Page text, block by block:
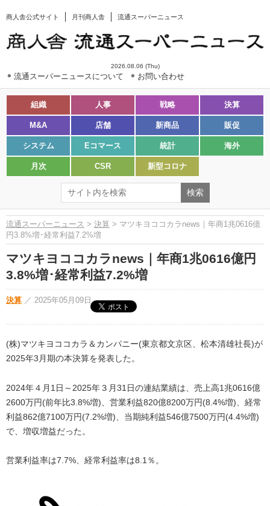
商人舎公式サイト 月刊商人舎 流通スーパーニュース
2026.08.06 (Thu)
流通スーパーニュースについて お問い合わせ
組織 人事 戦略 決算
M&A 店舗 新商品 販促
システム Eコマース 統計 海外
月次 CSR 新型コロナ
流通スーパーニュース > 決算 > マツキヨココカラnews｜年商1兆0616億
円3.8%増･経常利益7.2%増
マツキヨココカラnews｜年商1兆0616億円
3.8%増･経常利益7.2%増
決算 ／ 2025年05月09日
(株)マツキヨココカラ＆カンパニー(東京都文京区、松本清雄社長)が
2025年3月期の本決算を発表した。
2024年４月1日～2025年３月31日の連結業績は、売上高1兆0616億
2600万円(前年比3.8%増)、営業利益820億8200万円(8.4%増)、経常
利益862億7100万円(7.2%増)、当期純利益546億7500万円(4.4%増)
で、増収増益だった。
営業利益率は7.7%、経常利益率は8.1％。